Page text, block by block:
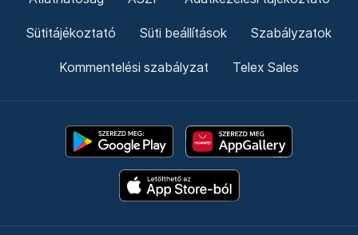
Sütitájékoztató Süti beállítások Szabályzatok
Kommentelési szabályzat Telex Sales